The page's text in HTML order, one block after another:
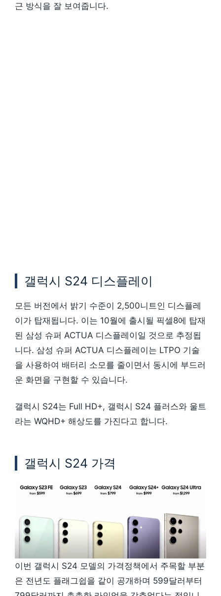
근 방식을 잘 보여줍니다.
갤럭시 S24 디스플레이
모든 버전에서 밝기 수준이 2,500니트인 디스플레
이가 탑재됩니다. 이는 10월에 출시될 픽셀8에 탑재
된 삼성 슈퍼 ACTUA 디스플레이일 것으로 추정됩
니다. 삼성 슈퍼 ACTUA 디스플레이는 LTPO 기술
을 사용하여 배터리 소모를 줄이면서 동시에 부드러
운 화면을 구현할 수 있습니다.
갤럭시 S24는 Full HD+, 갤럭시 S24 플러스와 울트
라는 WQHD+ 해상도를 가진다고 합니다.
갤럭시 S24 가격
이번 갤럭시 S24 모델의 가격정책에서 주목할 부분
은 전년도 플래그쉽을 같이 공개하며 599달러부터